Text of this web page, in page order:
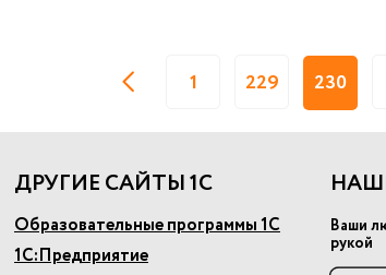
1 229 230
ДРУГИЕ САЙТЫ 1С
Образовательные программы 1С
1С:Предприятие
Ваши
рукой